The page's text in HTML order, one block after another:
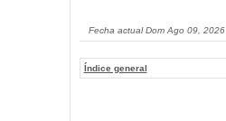
Fecha actual Dom Ago 09,
Índice general